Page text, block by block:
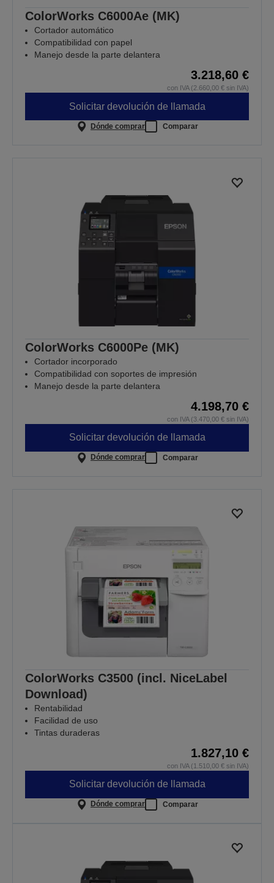
ColorWorks C6000Ae (MK)
Cortador automático
Compatibilidad con papel
Manejo desde la parte delantera
3.218,60 €
con IVA (2.660,00 € sin IVA)
Solicitar devolución de llamada
Dónde comprar Comparar
ColorWorks C6000Pe (MK)
Cortador incorporado
Compatibilidad con soportes de impresión
Manejo desde la parte delantera
4.198,70 €
con IVA (3.470,00 € sin IVA)
Solicitar devolución de llamada
Dónde comprar Comparar
ColorWorks C3500 (incl. NiceLabel
Download)
Rentabilidad
Facilidad de uso
Tintas duraderas
1.827,10 €
con IVA (1.510,00 € sin IVA)
Solicitar devolución de llamada
Dónde comprar Comparar